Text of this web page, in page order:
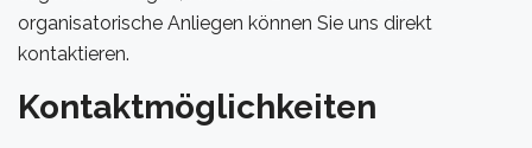
organisatorische Anliegen können Sie uns direkt
kontaktieren.
Kontaktmöglichkeiten